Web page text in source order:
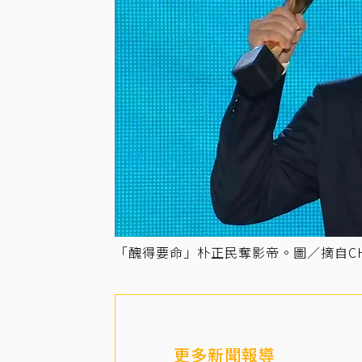
「醜得要命」朴正民奪影帝。圖／摘自
更多新聞報導